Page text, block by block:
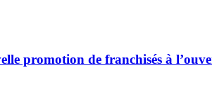
promotion de franchisés à